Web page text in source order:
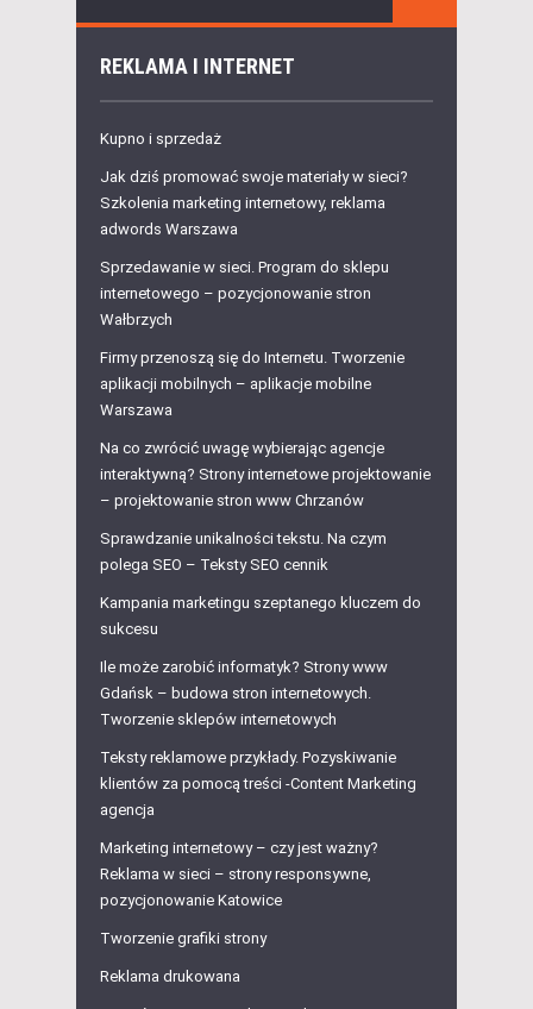
REKLAMA I INTERNET
Kupno i sprzedaż
Jak dziś promować swoje materiały w sieci?
Szkolenia marketing internetowy, reklama
adwords Warszawa
Sprzedawanie w sieci. Program do sklepu
internetowego – pozycjonowanie stron
Wałbrzych
Firmy przenoszą się do Internetu. Tworzenie
aplikacji mobilnych – aplikacje mobilne
Warszawa
Na co zwrócić uwagę wybierając agencje
interaktywną? Strony internetowe projektowanie
– projektowanie stron www Chrzanów
Sprawdzanie unikalności tekstu. Na czym
polega SEO – Teksty SEO cennik
Kampania marketingu szeptanego kluczem do
sukcesu
Ile może zarobić informatyk? Strony www
Gdańsk – budowa stron internetowych.
Tworzenie sklepów internetowych
Teksty reklamowe przykłady. Pozyskiwanie
klientów za pomocą treści -Content Marketing
agencja
Marketing internetowy – czy jest ważny?
Reklama w sieci – strony responsywne,
pozycjonowanie Katowice
Tworzenie grafiki strony
Reklama drukowana